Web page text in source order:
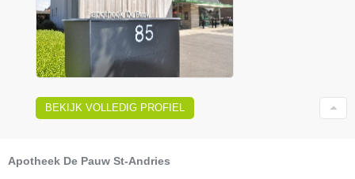
BEKIJK VOLLEDIG PROFIEL
Apotheek De Pauw St-Andries